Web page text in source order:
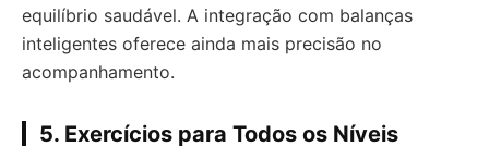
equilíbrio saudável. A integração com balanças
inteligentes oferece ainda mais precisão no
acompanhamento.
5. Exercícios para Todos os Níveis